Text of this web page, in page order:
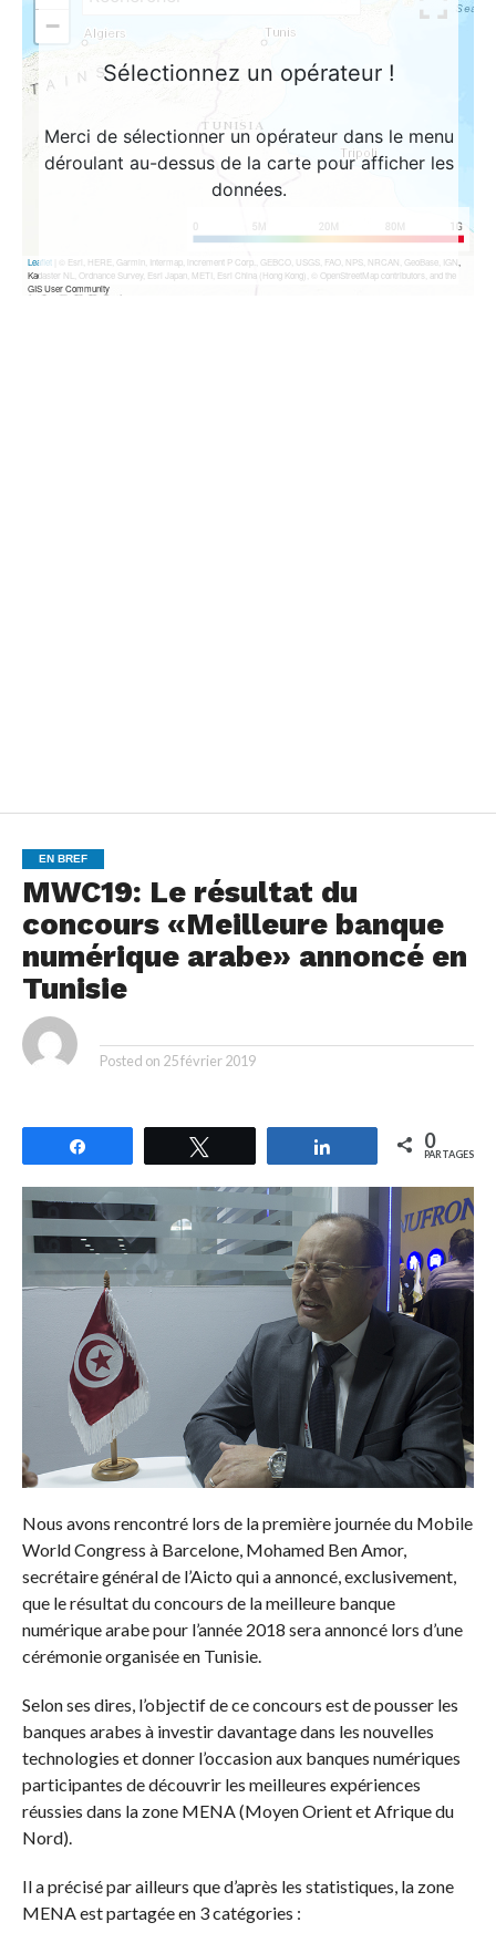
EN BREF
MWC19: Le résultat du
concours «Meilleure banque
numérique arabe» annoncé en
Tunisie
Posted on 25 février 2019
Partagez 0
PARTAGES
Nous avons rencontré lors de la première journée du Mobile
World Congress à Barcelone, Mohamed Ben Amor,
secrétaire général de l’Aicto qui a annoncé, exclusivement,
que le résultat du concours de la meilleure banque
numérique arabe pour l’année 2018 sera annoncé lors d’une
cérémonie organisée en Tunisie.
Selon ses dires, l’objectif de ce concours est de pousser les
banques arabes à investir davantage dans les nouvelles
technologies et donner l’occasion aux banques numériques
participantes de découvrir les meilleures expériences
réussies dans la zone MENA (Moyen Orient et Afrique du
Nord).
Il a précisé par ailleurs que d’après les statistiques, la zone
MENA est partagée en 3 catégories :